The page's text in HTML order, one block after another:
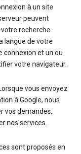
à un site
peuvent
recherche
langue de votre
connexion et un ou
votre navigateur.
vous envoyez
à Google, nous
vos demandes,
nos services.
sont proposés en